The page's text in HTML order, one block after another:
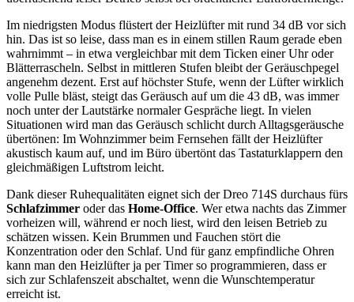
Im niedrigsten Modus flüstert der Heizlüfter mit rund 34 dB vor sich
hin. Das ist so leise, dass man es in einem stillen Raum gerade eben
wahrnimmt – in etwa vergleichbar mit dem Ticken einer Uhr oder
Blätterrascheln. Selbst in mittleren Stufen bleibt der Geräuschpegel
angenehm dezent. Erst auf höchster Stufe, wenn der Lüfter wirklich
volle Pulle bläst, steigt das Geräusch auf um die 43 dB, was immer
noch unter der Lautstärke normaler Gespräche liegt. In vielen
Situationen wird man das Geräusch schlicht durch Alltagsgeräusche
übertönen: Im Wohnzimmer beim Fernsehen fällt der Heizlüfter
akustisch kaum auf, und im Büro übertönt das Tastaturklappern den
gleichmäßigen Luftstrom leicht.
Dank dieser Ruhequalitäten eignet sich der Dreo 714S durchaus fürs
Schlafzimmer oder das Home-Office. Wer etwa nachts das Zimmer
vorheizen will, während er noch liest, wird den leisen Betrieb zu
schätzen wissen. Kein Brummen und Fauchen stört die
Konzentration oder den Schlaf. Und für ganz empfindliche Ohren
kann man den Heizlüfter ja per Timer so programmieren, dass er
sich zur Schlafenszeit abschaltet, wenn die Wunschtemperatur
erreicht ist.